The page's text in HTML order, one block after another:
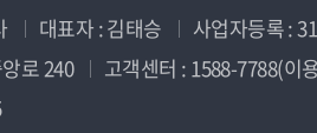
대표자 : 김태승 사업자등록 :
로 240
고객센터 : 1588-7788(이